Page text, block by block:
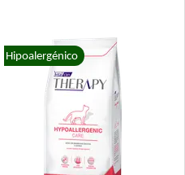
Hipoalergénico